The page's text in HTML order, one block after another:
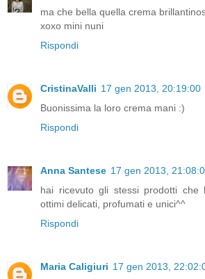
ma che bella quella crema
xoxo mini nuni
Rispondi
CristinaValli 17 gen 2013, 20:19:00
Buonissima la loro crema mani :)
Rispondi
Anna Santese 17 gen 2013,
hai ricevuto gli stessi prodotti che
ottimi delicati, profumati e unici^^
Rispondi
Maria Caligiuri 17 gen 2013,